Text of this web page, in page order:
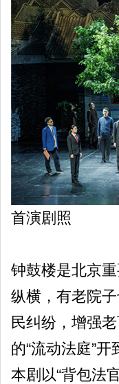
首演剧照
钟鼓楼是北京
纵横，有老院
民纠纷，增强
的“流动法庭”
本剧以“背包法